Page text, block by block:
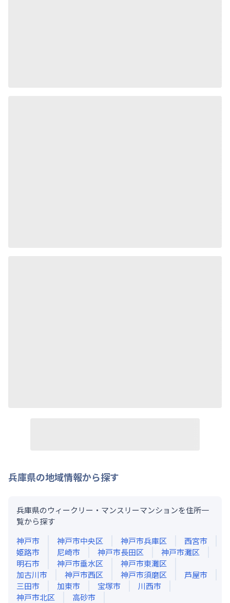
兵庫県の地域情報から探す
兵庫県のウィークリー・マンスリーマンションを住所一
覧から探す
神戸市
神戸市中央区 神戸市兵庫区
西宮市
姫路市
尼崎市 神戸市長田区
神戸市灘区
明石市
神戸市垂水区
神戸市東灘区
加古川市
神戸市西区 神戸市須磨区
芦屋市
三田市
加東市 宝塚市
川西市
神戸市北区
高砂市